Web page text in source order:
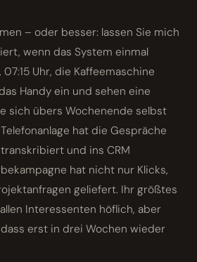
wenn das System einmal
Uhr, die Kaffeemaschine
Handy ein und sehen eine
sich übers Wochenende selbst
hat die Gespräche
und ins CRM
hat nicht nur Klicks,
geliefert. Ihr größtes
Interessenten höflich, aber
erst in drei Wochen wieder